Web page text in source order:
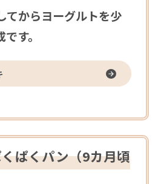
てからヨーグルトを少
す。
ぱくパン（9カ月頃